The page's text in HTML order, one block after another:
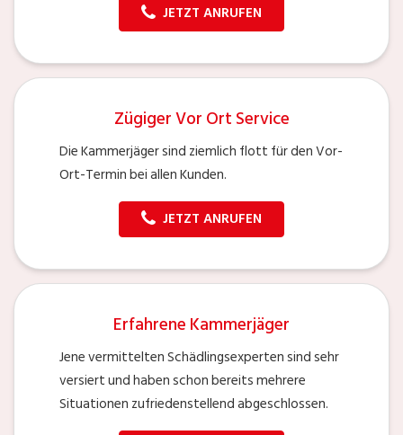
JETZT ANRUFEN
Zügiger Vor Ort Service
Die Kammerjäger sind ziemlich flott für den Vor-
Ort-Termin bei allen Kunden.
JETZT ANRUFEN
Erfahrene Kammerjäger
Jene vermittelten Schädlingsexperten sind sehr
versiert und haben schon bereits mehrere
Situationen zufriedenstellend abgeschlossen.